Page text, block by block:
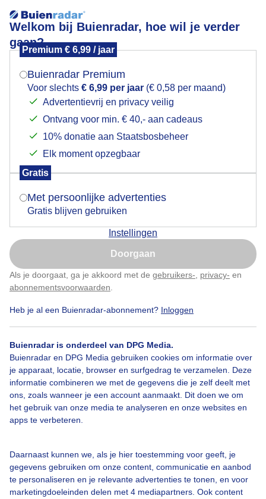
Welkom bij Buienradar, hoe wil je verder
gaan?
Premium € 6,99 / jaar
Buienradar Premium
Voor slechts € 6,99 per jaar (€ 0,58 per maand)
Advertentievrij en privacy veilig
Ontvang voor min. € 40,- aan cadeaus
10% donatie aan Staatsbosbeheer
Elk moment opzegbaar
Gratis
Met persoonlijke advertenties
Gratis blijven gebruiken
Instellingen
Doorgaan
Als je doorgaat, ga je akkoord met de gebruikers- privacy- en
abonnementsvoorwaarden
Heb je al een Buienradar-abonnement? Inloggen
Buienradar is onderdeel van DPG Media.
Buienradar en DPG Media gebruiken cookies om informatie over
je apparaat, locatie, browser en surfgedrag te verzamelen. Deze
informatie combineren we met de gegevens die je zelf deelt met
ons, zoals wanneer je een account aanmaakt. Dit doen we om
het gebruik van onze media te analyseren en onze websites en
apps te verbeteren.
Daarnaast kunnen we, als je hier toestemming voor geeft, je
gegevens gebruiken om onze content, communicatie en aanbod
te personaliseren en je relevante advertenties te tonen, en voor
marketingdoeleinden delen met 4 mediapartners. Ook content
Weerfoto
#blauwelucht Wolken
Mogen we je locatie gebruiken voor het
Indien je hier nog geen akkoord op hebt gegeven,
verschijnt er zo een pop-up uit je browser waarin
Is goed, toon de popup
Nu niet, misschien later
Klik hierom dit aan te passen